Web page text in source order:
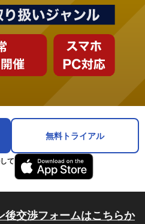
無料トライアル
て
後交渉フォームはこちらか